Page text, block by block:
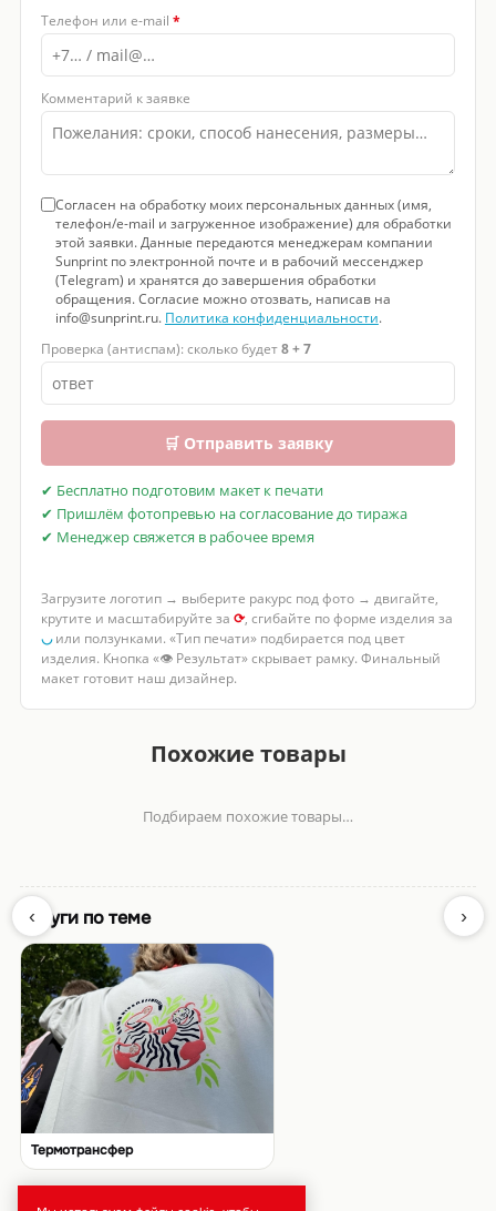
Телефон или e-mail *
Комментарий к заявке
Согласен на обработку моих персональных данных (имя,
телефон/e-mail и загруженное изображение) для обработки
этой заявки. Данные передаются менеджерам компании
Sunprint по электронной почте и в рабочий мессенджер
(Telegram) и хранятся до завершения обработки
обращения. Согласие можно отозвать, написав на
info@sunprint.ru. Политика конфиденциальности.
Проверка (антиспам): сколько будет8 + 7
🛒 Отправить заявку
✔ Бесплатно подготовим макет к печати
✔ Пришлём фотопревью на согласование до тиража
✔ Менеджер свяжется в рабочее время
Загрузите логотип → выберите ракурс под фото → двигайте,
крутите и масштабируйте за ⟳, сгибайте по форме изделия за
◡или ползунками. «Тип печати» подбирается под цвет
изделия. Кнопка «👁 Результат» скрывает рамку. Финальный
макет готовит наш дизайнер.
Похожие товары
‹
Подбираем похожие товары…
›
Услуги по теме
Термотрансфер